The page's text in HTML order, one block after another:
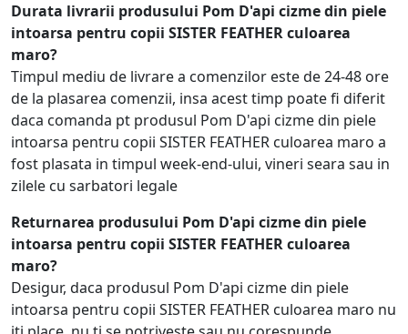
Durata livrarii produsului Pom D'api cizme din piele
intoarsa pentru copii SISTER FEATHER culoarea
maro?
Timpul mediu de livrare a comenzilor este de 24-48 ore
de la plasarea comenzii, insa acest timp poate fi diferit
daca comanda pt produsul Pom D'api cizme din piele
intoarsa pentru copii SISTER FEATHER culoarea maro a
fost plasata in timpul week-end-ului, vineri seara sau in
zilele cu sarbatori legale
Returnarea produsului Pom D'api cizme din piele
intoarsa pentru copii SISTER FEATHER culoarea
maro?
Desigur, daca produsul Pom D'api cizme din piele
intoarsa pentru copii SISTER FEATHER culoarea maro nu